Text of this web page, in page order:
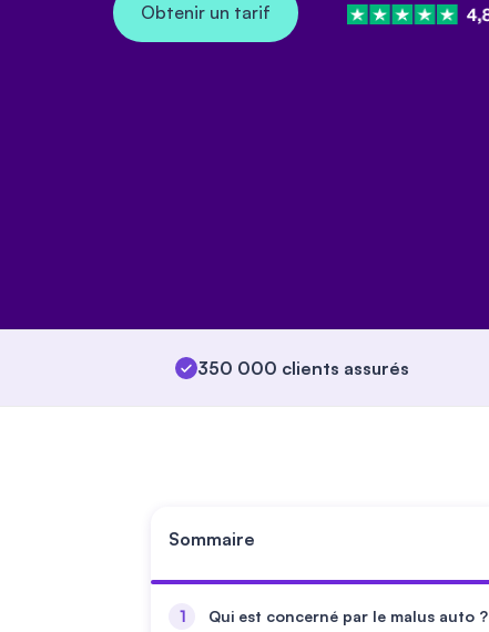
Obtenir un tarif
350 000 clients assurés
Sommaire
Qui est concerné par le malus auto ?